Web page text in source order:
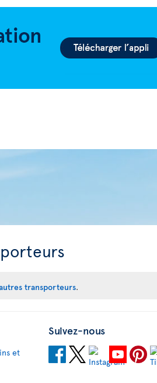
transporteurs.
et
Suivez-nous